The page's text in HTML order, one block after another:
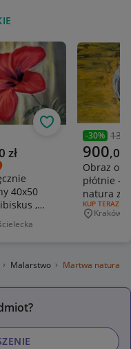
zł
40x50
,
Obserwuj
-30%
Aktualna
900,00
Obraz
płótnie -
natura z
70x50 cm
RODZAJ
KUP TERAZ
Kraków
Malarstwo Martwa natura